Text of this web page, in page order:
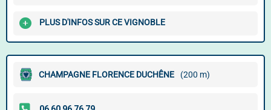
PLUS D'INFOS SUR CE VIGNOBLE
CHAMPAGNE FLORENCE DUCHÊNE (200 m)